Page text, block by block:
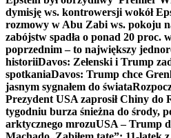
dymisję ws. kontrowersji wokół
rozmowy w Abu Zabi ws. pokoju
zabójstw spadła o ponad 20 proc.
poprzednim – to największy
historiiDavos: Zełenski i Trump
spotkaniaDavos: Trump chce
jasnym sygnałem do świata
Prezydent USA zaprosił Chiny do
tygodniu burza śnieżna do środy,
arktycznego mrozuUSA – Trump